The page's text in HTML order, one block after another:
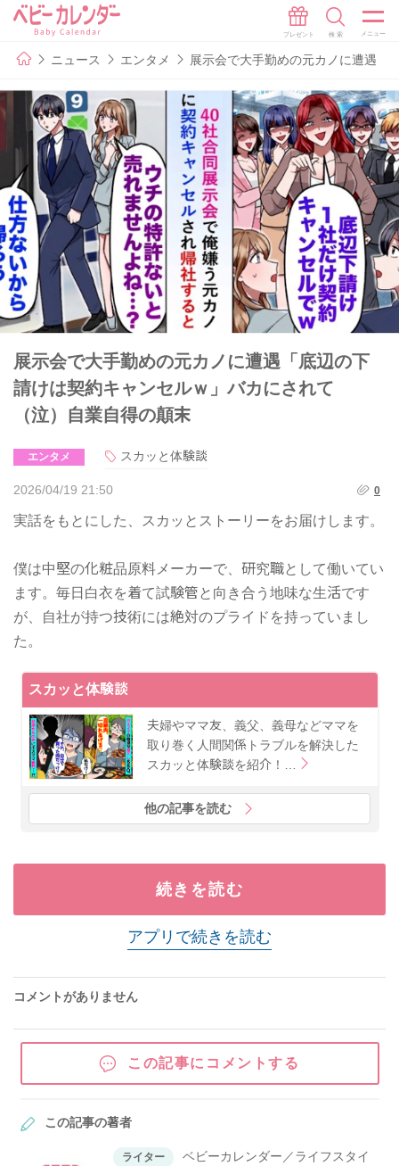
ニュース エンタメ 展示会で大手勤めの元カノに遭遇「
展示会で大手勤めの元カノに遭遇「底辺の下
請けは契約キャンセルｗ」バカにされて
（泣）自業自得の顛末
エンタメ スカッと体験談
2026/04/19 21:50 0
​実話をもとにした、スカッとストーリーをお届けします。
僕は中堅の化粧品原料メーカーで、研究職として働いてい
ます。毎日白衣を着て試験管と向き合う地味な生活です
が、自社が持つ技術には絶対のプライドを持っていまし
た。
スカッと体験談
夫婦やママ友、義父、義母などママを
取り巻く人間関係トラブルを解決した
スカッと体験談を紹介！…
他の記事を読む
続きを読む
アプリで続きを読む
コメントがありません
この記事にコメントする
この記事の著者
ライター
ベビーカレンダー／ライフスタイ